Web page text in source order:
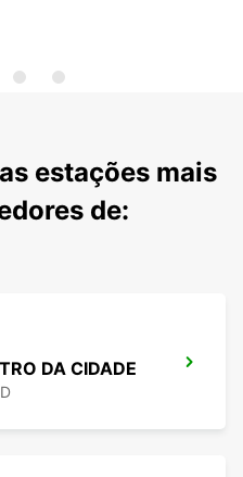
estações mais
de:
DA CIDADE